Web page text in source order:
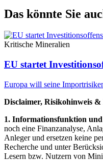
Das könnte Sie
Kritische Mineralien
EU startet
Europa will seine
Disclaimer, Risikohinweis
1. Informationsfunktion und
noch eine Finanzanalyse,
Anleger und ersetzen keine
Recherche und unter
Lesern bzw. Nutzern von